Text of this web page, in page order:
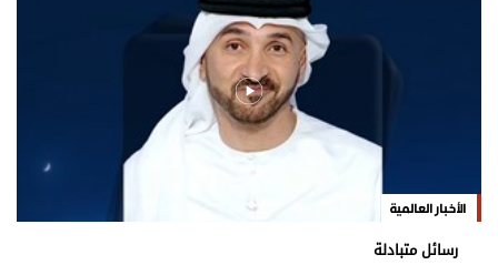
الأخبار العالمية
رسائل متبادلة